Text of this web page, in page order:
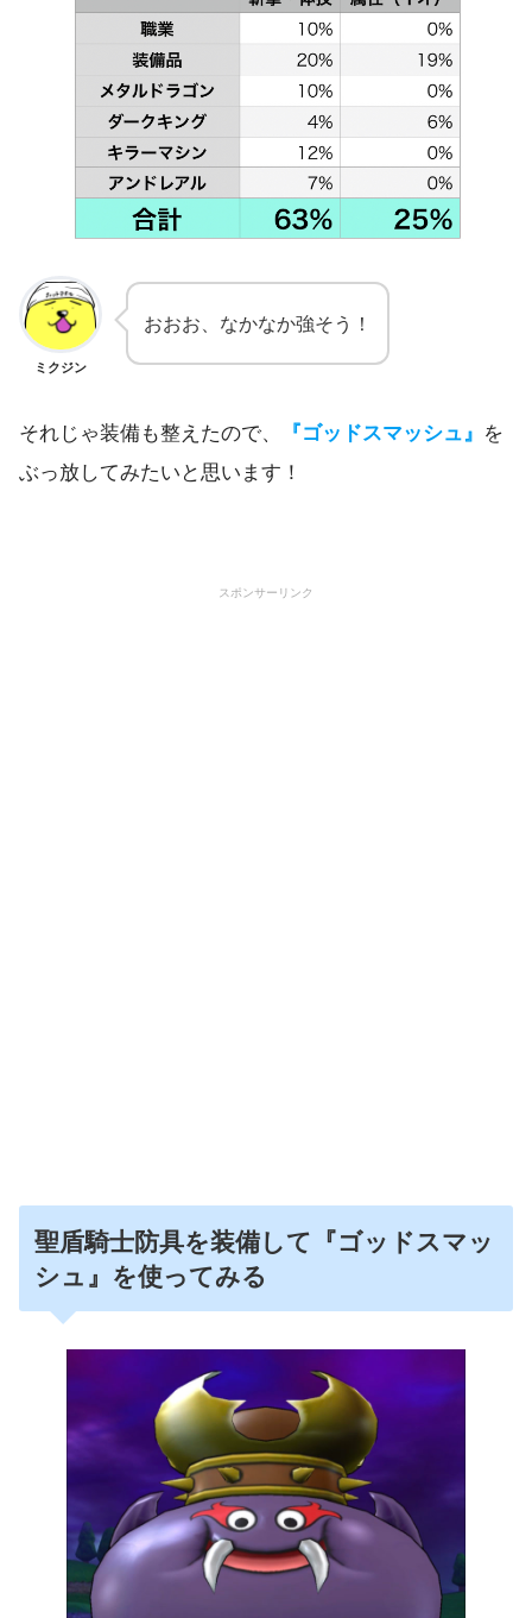
ミクジン
おおお、なかなか強そう！
それじゃ装備も整えたので、 『ゴッドスマッシュ』 を
ぶっ放してみたいと思います！
スポンサーリンク
聖盾騎士防具を装備して『ゴッドスマッ
シュ』を使ってみる